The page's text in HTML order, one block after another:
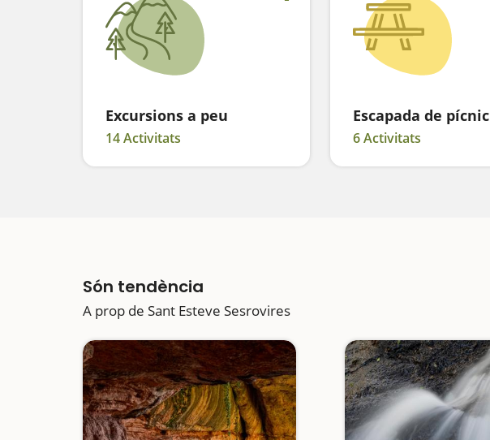
Excursions a peu
14 Activitats
Escapada de pícnic
6 Activitats
Són tendència
A prop de Sant Esteve Sesrovires